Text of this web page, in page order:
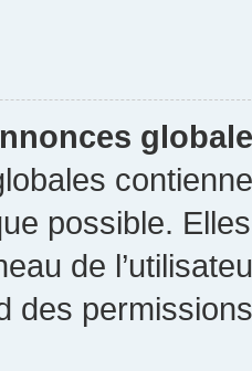
possible.
de
des